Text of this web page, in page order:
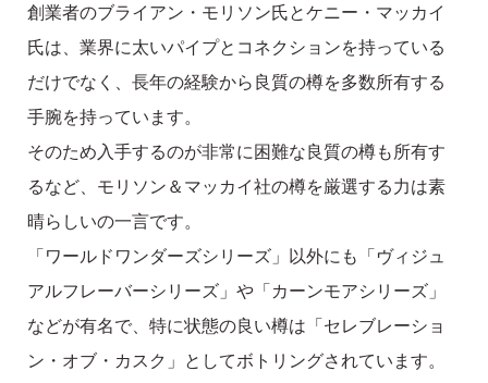
創業者のブライアン・モリソン氏とケニー・マッカイ
氏は、業界に太いパイプとコネクションを持っている
だけでなく、長年の経験から良質の樽を多数所有する
手腕を持っています。
そのため入手するのが非常に困難な良質の樽も所有す
るなど、モリソン＆マッカイ社の樽を厳選する力は素
晴らしいの一言です。
「ワールドワンダーズシリーズ」以外にも「ヴィジュ
アルフレーバーシリーズ」や「カーンモアシリーズ」
などが有名で、特に状態の良い樽は「セレブレーショ
ン・オブ・カスク」としてボトリングされています。